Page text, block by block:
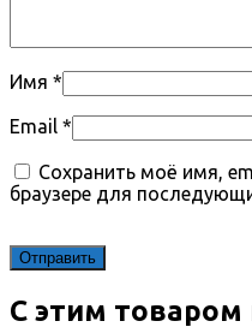
Имя *
Email *
Сохранить моё имя,
браузере для
С этим